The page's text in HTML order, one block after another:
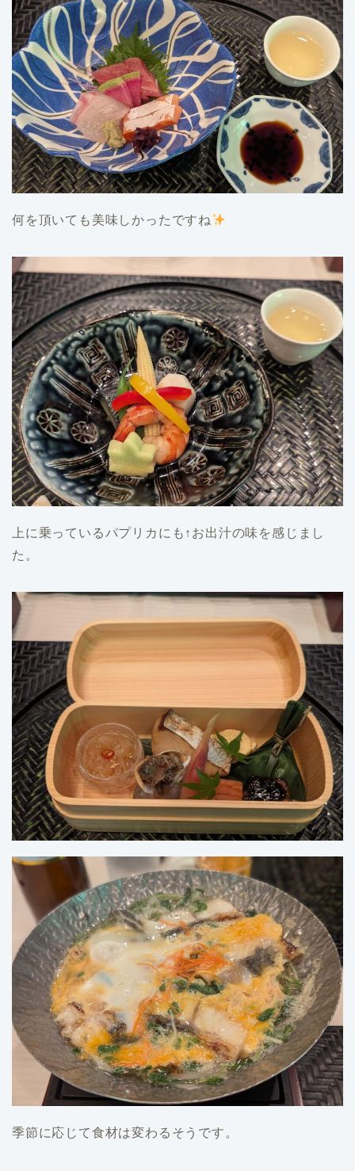
何を頂いても美味しかったですね
上に乗っているパプリカにも↑お出汁の味を感じまし
た。
季節に応じて食材は変わるそうです。